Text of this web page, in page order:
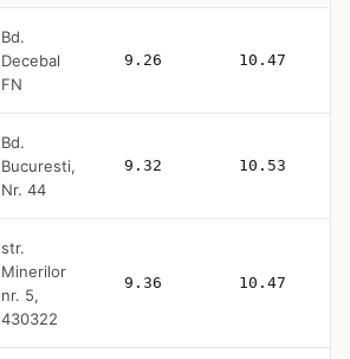
Bd.
Decebal
FN
9.26 10.47
Bd.
Bucuresti,
Nr. 44
9.32 10.53
str.
Minerilor
nr. 5,
430322
9.36 10.47